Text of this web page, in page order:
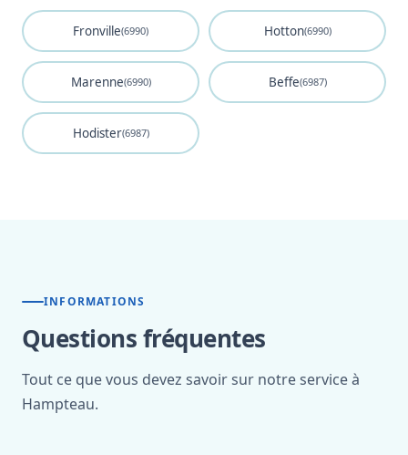
Fronville(6990) Hotton(6990)
Marenne(6990) Beffe(6987)
Hodister(6987)
INFORMATIONS
Questions fréquentes
Tout ce que vous devez savoir sur notre service à
Hampteau.